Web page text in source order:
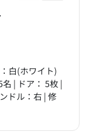
白(ホワイト)
| ドア： 5枚 |
ドル：右 | 修